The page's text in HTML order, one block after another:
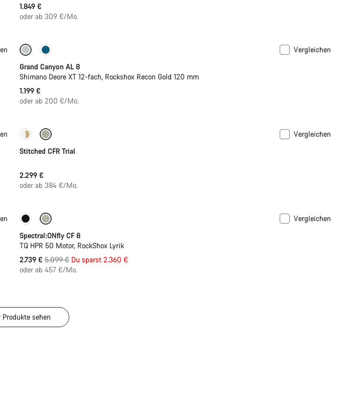
1.849 €
oder ab 309 €/Mo.
Neu
Vergleichen
Grand Canyon AL 8
Shimano Deore XT 12-fach, Rockshox Recon Gold 120 mm
1.199 €
oder ab 200 €/Mo.
Fabio Wibmers Wahl
Vergleichen
Stitched CFR Trial
2.299 €
oder ab 384 €/Mo.
Nur verfügbar in XL
Vergleichen
Spectral:ONfly CF 8
TQ HPR 50 Motor, RockShox Lyrik
2.739 € Ursprungspreis
5.099 € Du sparst 2.360 €
oder ab 457 €/Mo.
Produkte sehen